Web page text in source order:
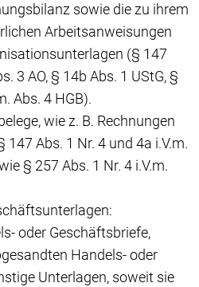
sowie die zu ihrem
Arbeitsanweisungen
(§ 147
3 AO, § 14b Abs. 1 UStG, §
Abs. 4 HGB).
wie z. B. Rechnungen
147 Abs. 1 Nr. 4 und 4a i.V.m.
§ 257 Abs. 1 Nr. 4 i.V.m.
oder Geschäftsbriefe,
Handels- oder
Unterlagen, soweit sie